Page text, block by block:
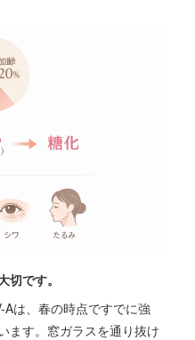
です。
は、春の時点ですでに強
ます。窓ガラスを通り抜け